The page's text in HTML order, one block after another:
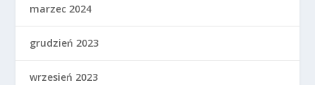
marzec 2024
grudzień 2023
wrzesień 2023